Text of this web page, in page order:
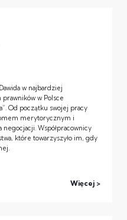
w najbardziej
w Polsce
Od początku swojej pracy
merytorycznym i
Współpracownicy
które towarzyszyło im, gdy
Więcej